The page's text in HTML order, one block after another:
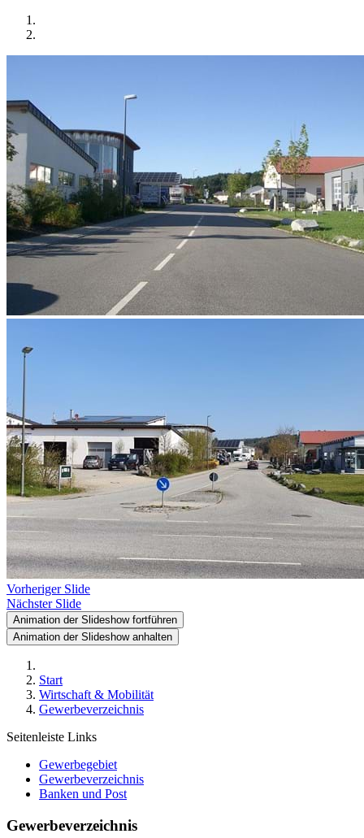
Vorheriger Slide
Nächster Slide
Animation der Slideshow fortführen
Animation der Slideshow anhalten
Start
Wirtschaft & Mobilität
Gewerbeverzeichnis
Seitenleiste Links
Gewerbegebiet
Gewerbeverzeichnis
Banken und Post
Gewerbeverzeichnis